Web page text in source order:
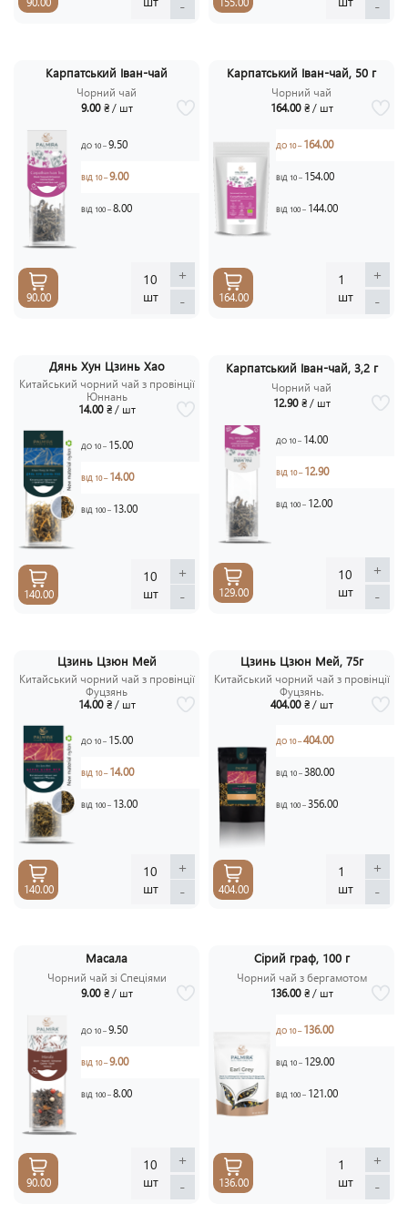
- -
Карпатський Іван-чай
Чорний чай
9.00 ₴ / шт
ДО 10 –9.50
ВІД 10 –9.00
ВІД 100 –8.00
10
шт
+
-
90.00
Карпатський Іван-чай, 50 г
Чорний чай
164.00 ₴ / шт
ДО 10 –164.00
ВІД 10 – 154.00
ВІД 100 – 144.00
1
шт
+
-
164.00
Дянь Хун Цзинь Хао
Китайський чорний чай з провінції
Юннань
14.00 ₴ / шт
ДО 10 – 15.00
ВІД 10 –14.00
ВІД 100 – 13.00
10
шт
+
-
140.00
Карпатський Іван-чай, 3,2 г
Чорний чай
12.90 ₴ / шт
ДО 10 – 14.00
ВІД 10 –12.90
ВІД 100 – 12.00
10
шт
+
-
129.00
Цзинь Цзюн Мей
Китайський чорний чай з провінції
Фуцзянь
14.00 ₴ / шт
ДО 10 – 15.00
ВІД 10 –14.00
ВІД 100 – 13.00
10
шт
+
-
140.00
Цзинь Цзюн Мей, 75г
Китайський чорний чай з провінції
Фуцзянь.
404.00 ₴ / шт
ДО 10 –404.00
ВІД 10 –380.00
ВІД 100 –356.00
1
шт
+
-
404.00
Масала
Чорний чай зі Спеціями
9.00 ₴ / шт
ДО 10 –9.50
ВІД 10 –9.00
ВІД 100 –8.00
10
шт
+
-
90.00
Сірий граф, 100 г
Чорний чай з бергамотом
136.00 ₴ / шт
ДО 10 –136.00
ВІД 10 – 129.00
ВІД 100 – 121.00
1
шт
+
-
136.00